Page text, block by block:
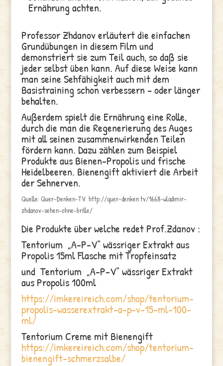
Ernährung achten.
Professor Zhdanov erläutert die einfachen
Grundübungen in diesem Film und
demonstriert sie zum Teil auch, so daß sie
jeder selbst üben kann. Auf diese Weise kann
man seine Sehfähigkeit auch mit dem
Basistraining schon verbessern – oder länger
behalten.
Außerdem spielt die Ernährung eine Rolle,
durch die man die Regenerierung des Auges
mit all seinen zusammenwirkenden Teilen
fördern kann. Dazu zählen zum Beispiel
Produkte aus Bienen-Propolis und frische
Heidelbeeren. Bienengift aktiviert die Arbeit
der Sehnerven.
Quelle: Quer-Denken-TV http://quer-denken.tv/1668-wladimir-
zhdanov-sehen-ohne-brille/
Die Produkte über welche redet Prof.Zdanov :
Tentorium „A-P-V“ wässriger Extrakt aus
Propolis 15ml Flasche mit Tropfeinsatz
und Tentorium „A-P-V“ wässriger Extrakt
aus Propolis 100ml
https://imkereireich.com/shop/tentorium-
propolis-wasserextrakt-a-p-v-15-ml-100-
ml/
Tentorium Creme mit Bienengift
https://imkereireich.com/shop/tentorium-
bienengift-schmerzsalbe/